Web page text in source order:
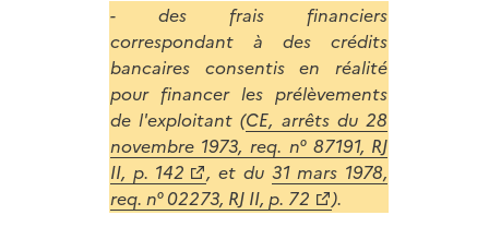
- des frais financiers
correspondant à des crédits
bancaires consentis en réalité
pour financer les prélèvements
de l'exploitant (CE, arrêts du 28
novembre 1973, req. n° 87191, RJ
II, p. 142
, et du 31 mars 1978,
req. n° 02273, RJ II, p. 72
).